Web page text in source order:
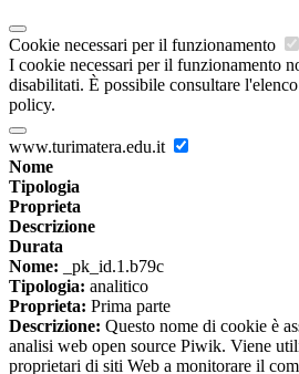
Cookie necessari per il funzionamento
I cookie necessari per il funzionamento
disabilitati. È possibile consultare
policy.
www.turimatera.edu.it
Nome
Tipologia
Proprieta
Descrizione
Durata
Nome: _pk_id.1.b79c
Tipologia: analitico
Proprieta: Prima parte
Descrizione: Questo nome di cookie è
analisi web open source Piwik. Viene
proprietari di siti Web a monitorare il